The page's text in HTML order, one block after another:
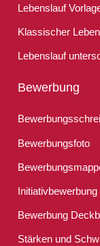
Lebenslauf
Klassischer
Lebenslauf
Bewerbung
Bewerbungsfoto
Initiativbewerbung
Bewerbung
Stärken und